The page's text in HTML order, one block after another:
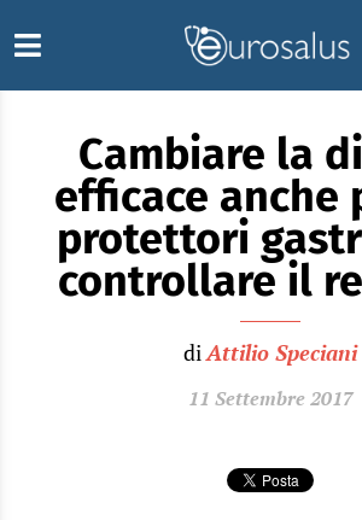
Cambiare la
efficace anche
protettori
controllare il
diAttilio Speciani
11 Settembre 2017